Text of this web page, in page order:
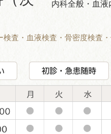
内科全般・血
検査・血液検査・骨密度検査